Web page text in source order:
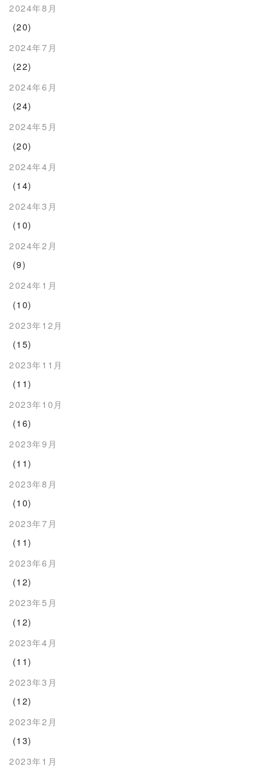
2024年8月
(20)
2024年7月
(22)
2024年6月
(24)
2024年5月
(20)
2024年4月
(14)
2024年3月
(10)
2024年2月
(9)
2024年1月
(10)
2023年12月
(15)
2023年11月
(11)
2023年10月
(16)
2023年9月
(11)
2023年8月
(10)
2023年7月
(11)
2023年6月
(12)
2023年5月
(12)
2023年4月
(11)
2023年3月
(12)
2023年2月
(13)
2023年1月